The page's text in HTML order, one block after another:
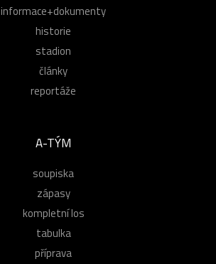
informace+dokumenty
historie
stadion
články
reportáže
A-TÝM
soupiska
zápasy
kompletní los
tabulka
příprava